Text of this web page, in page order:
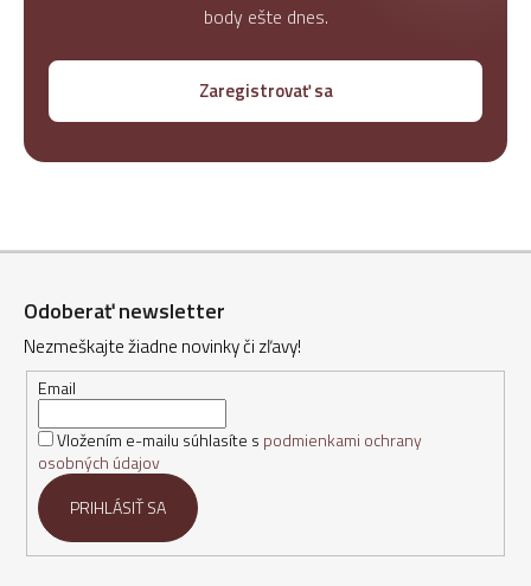
body ešte dnes.
Zaregistrovať sa
Z
Odoberať newsletter
Nezmeškajte žiadne novinky či zľavy!
Email
Vložením e-mailu súhlasíte s podmienkami ochrany
osobných údajov
PRIHLÁSIŤ SA